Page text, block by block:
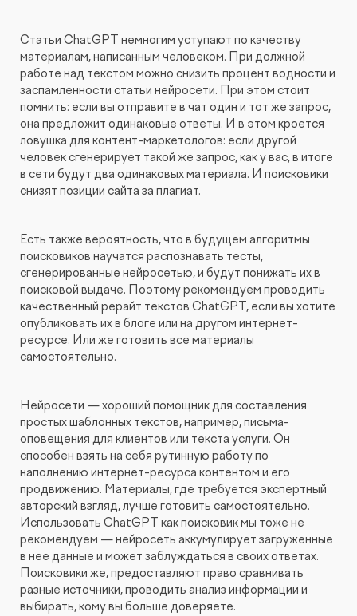
Статьи ChatGPT немногим уступают по качеству
материалам, написанным человеком. При должной
работе над текстом можно снизить процент водности и
заспамленности статьи нейросети. При этом стоит
помнить: если вы отправите в чат один и тот же запрос,
она предложит одинаковые ответы. И в этом кроется
ловушка для контент-маркетологов: если другой
человек сгенерирует такой же запрос, как у вас, в итоге
в сети будут два одинаковых материала. И поисковики
снизят позиции сайта за плагиат.
Есть также вероятность, что в будущем алгоритмы
поисковиков научатся распознавать тесты,
сгенерированные нейросетью, и будут понижать их в
поисковой выдаче. Поэтому рекомендуем проводить
качественный рерайт текстов ChatGPT, если вы хотите
опубликовать их в блоге или на другом интернет-
ресурсе. Или же готовить все материалы
самостоятельно.
Нейросети — хороший помощник для составления
простых шаблонных текстов, например, письма-
оповещения для клиентов или текста услуги. Он
способен взять на себя рутинную работу по
наполнению интернет-ресурса контентом и его
продвижению. Материалы, где требуется экспертный
авторский взгляд, лучше готовить самостоятельно.
Использовать ChatGPT как поисковик мы тоже не
рекомендуем — нейросеть аккумулирует загруженные
в нее данные и может заблуждаться в своих ответах.
Поисковики же, предоставляют право сравнивать
разные источники, проводить анализ информации и
выбирать, кому вы больше доверяете.